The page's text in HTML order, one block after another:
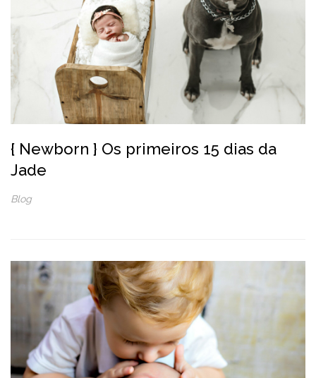
{ Newborn } Os primeiros 15 dias da
Jade
Blog